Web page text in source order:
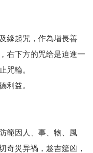
緣起咒，作為增長善
右下方的咒给是迫進一
咒輪。
利益。
範因人、事、物、風
奇災异禍，趁吉筵凶，